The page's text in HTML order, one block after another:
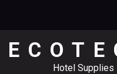
Hotel Supplies